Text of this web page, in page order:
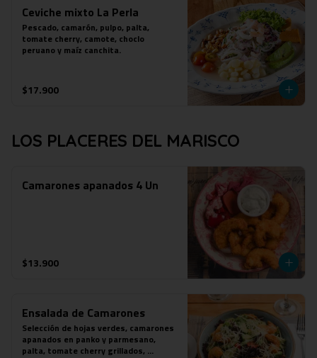
Ceviche mixto La Perla
Pescado, camarón, pulpo, palta,
tomate cherry, camote, choclo
peruano y maíz canchita.
$17.900
LOS PLACERES DEL MARISCO
Camarones apanados 4 Un
$13.900
Ensalada de Camarones
Selección de hojas verdes, camarones
apanados en panko y parmesano,
palta, tomate cherry grillados,